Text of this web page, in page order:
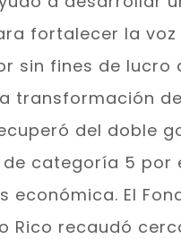
fortalecer la
sin fines de lucro
transformación
del doble
categoría 5 por
económica. El
Rico recaudó